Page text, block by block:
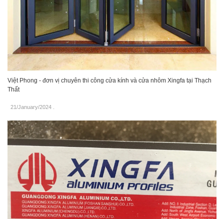
Việt Phong - đơn vị chuyên thi công cửa kính và cửa nhôm Xingfa tại Thạch
Thất
21/January/2024